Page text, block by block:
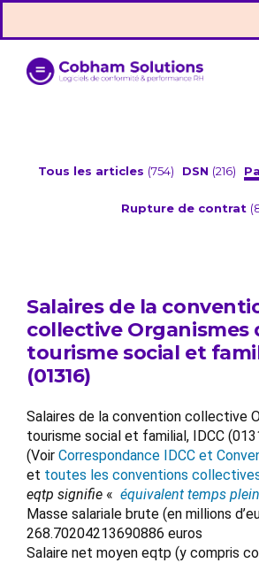
Tous les articles (754) DSN (216)
Rupture de contrat
Salaires de la
collective Organismes
tourisme social et
(01316)
Salaires de la convention collective
tourisme social et familial, IDCC
(Voir Correspondance IDCC et
et toutes les conventions
eqtp signifie « équivalent temps plein
Masse salariale brute (en millions
268.70204213690886 euros
Salaire net moyen eqtp (y compris